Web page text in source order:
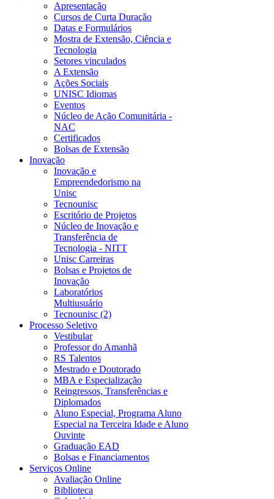
Apresentação
Cursos de Curta Duração
Datas e Formulários
Mostra de Extensão, Ciência e
Tecnologia
Setores vinculados
A Extensão
Ações Sociais
UNISC Idiomas
Eventos
Núcleo de Ação Comunitária -
NAC
Certificados
Bolsas de Extensão
Inovação
Inovação e
Empreendedorismo na
Unisc
Tecnounisc
Escritório de Projetos
Núcleo de Inovação e
Transferência de
Tecnologia - NITT
Unisc Carreiras
Bolsas e Projetos de
Inovação
Laboratórios
Multiusuário
Tecnounisc (2)
Processo Seletivo
Vestibular
Professor do Amanhã
RS Talentos
Mestrado e Doutorado
MBA e Especialização
Reingressos, Transferências e
Diplomados
Aluno Especial, Programa Aluno
Especial na Terceira Idade e Aluno
Ouvinte
Graduação EAD
Bolsas e Financiamentos
Serviços Online
Avaliação Online
Biblioteca